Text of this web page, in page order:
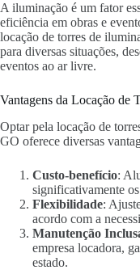
A iluminação é um fator
eficiência em obras e
locação de torres de
para diversas situações,
eventos ao ar livre.
Vantagens da Locação de
Optar pela locação de
GO oferece diversas
Custo-benefício:
significativamente
Flexibilidade:
acordo com a
Manutenção
empresa locadora,
estado.